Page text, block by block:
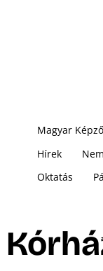
Magyar
Hírek
Oktatás